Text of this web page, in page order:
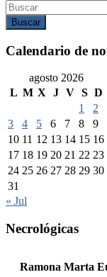
Buscar
Calendario de
agosto 2026
L M X J V S D
1
2
3
4 5 6 7 8
9
10 11 12 13 14 15 16
17 18 19 20 21 22 23
24 25 26 27 28 29 30
31
« Jul
Necrológicas
Ramona Marta